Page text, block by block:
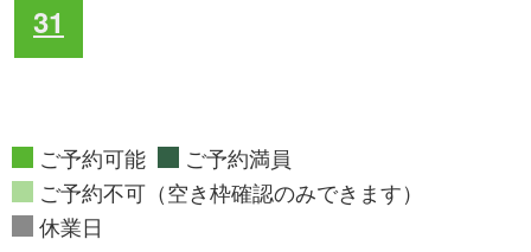
31
ご予約可能
ご予約満員
ご予約不可（空き枠確認のみできます）
休業日